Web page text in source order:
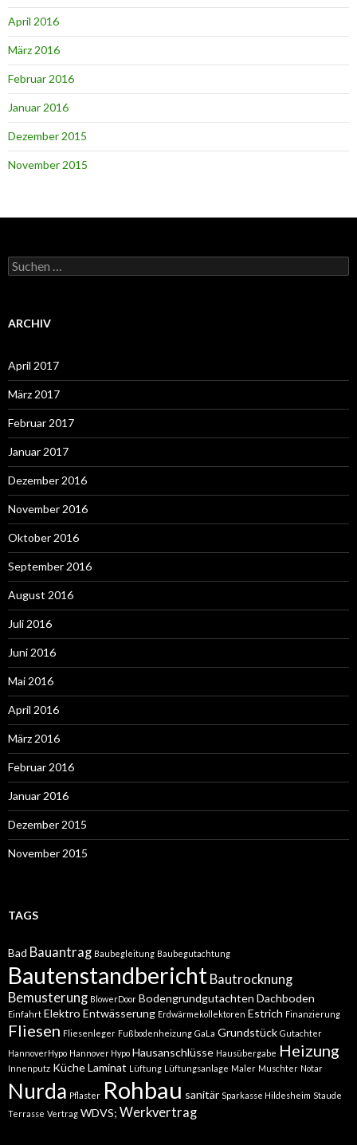
April 2016
März 2016
Februar 2016
Januar 2016
Dezember 2015
November 2015
Suchen
nach:
ARCHIV
April 2017
März 2017
Februar 2017
Januar 2017
Dezember 2016
November 2016
Oktober 2016
September 2016
August 2016
Juli 2016
Juni 2016
Mai 2016
April 2016
März 2016
Februar 2016
Januar 2016
Dezember 2015
November 2015
TAGS
Bad Bauantrag Baubegleitung Baubegutachtung
Bautenstandbericht Bautrocknung
Bemusterung BlowerDoor Bodengrundgutachten Dachboden
Einfahrt Elektro Entwässerung Erdwärmekollektoren Estrich Finanzierung
Fliesen Fliesenleger Fußbodenheizung GaLa Grundstück Gutachter
HannoverHypo Hannover Hypo Hausanschlüsse Hausübergabe Heizung
Innenputz KücheLaminat Lüftung Lüftungsanlage Maler Muschter Notar
Nurda Pflaster Rohbau sanitär Sparkasse Hildesheim Staude
Terrasse Vertrag WDVS; Werkvertrag